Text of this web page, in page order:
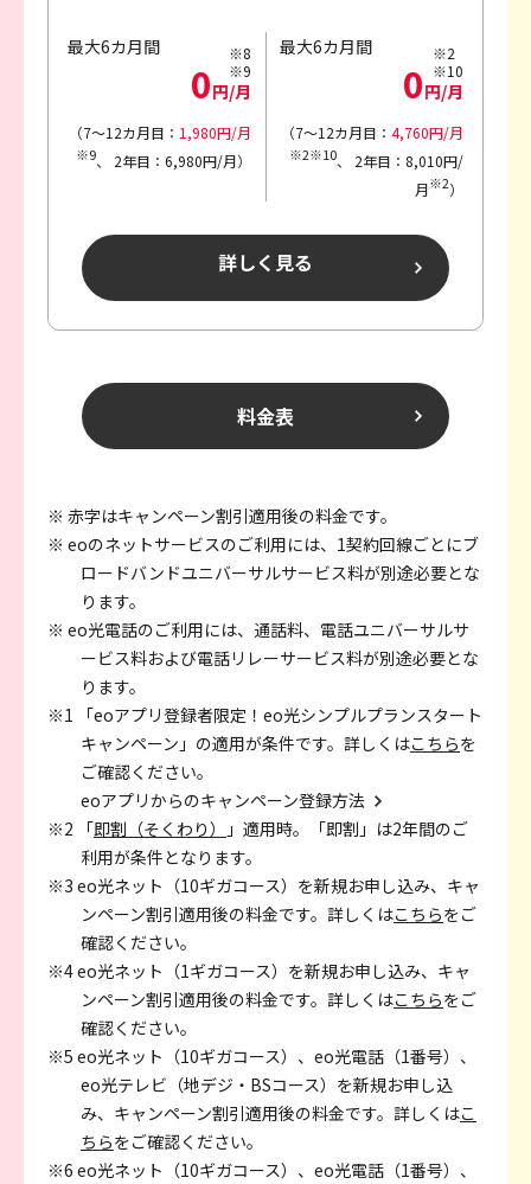
最大6カ月間
0円/月
※8
※9
（7～12カ月目： 1,980円/月
※9、 2年目：6,980円/月）
最大6カ月間
0円/月
※2
※10
（7～12カ月目： 4,760円/月
※2※10、
2年目：8,010円/
月※2）
詳しく見る
料金表
※ 赤字はキャンペーン割引適用後の料金です。
※ eoのネットサービスのご利用には、1契約回線ごとにブ
ロードバンドユニバーサルサービス料が別途必要とな
ります。
※ eo光電話のご利用には、通話料、電話ユニバーサルサ
ービス料および電話リレーサービス料が別途必要とな
ります。
※1 「eoアプリ登録者限定！eo光シンプルプランスタート
キャンペーン」の適用が条件です。詳しくはこちらを
ご確認ください。
eoアプリからのキャンペーン登録方法
※2 「即割（そくわり）
」適用時。「即割」は2年間のご
利用が条件となります。
※3 eo光ネット（10ギガコース）を新規お申し込み、キャ
ンペーン割引適用後の料金です。詳しくはこちらをご
確認ください。
※4 eo光ネット（1ギガコース）を新規お申し込み、キャ
ンペーン割引適用後の料金です。詳しくはこちらをご
確認ください。
※5 eo光ネット（10ギガコース）、eo光電話（1番号）、
eo光テレビ（地デジ・BSコース）を新規お申し込
み、キャンペーン割引適用後の料金です。詳しくはこ
ちらをご確認ください。
※6 eo光ネット（10ギガコース）、eo光電話（1番号）、